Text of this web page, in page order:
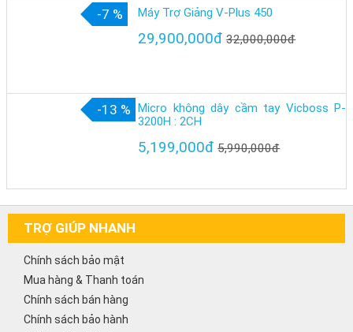
-7 % Máy Trợ Giảng V-Plus 450
29,900,000đ 32,000,000đ
-13 % Micro không dây cầm tay Vicboss P-
3200H : 2CH
5,199,000đ 5,990,000đ
TRỢ GIÚP NHANH
Chính sách bảo mật
Mua hàng & Thanh toán
Chính sách bán hàng
Chính sách bảo hành